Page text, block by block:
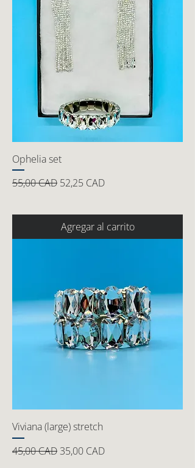
Ophelia set
Precio
55,00 CAD Precio de oferta
52,25 CAD
Agregar al carrito
Viviana (large) stretch
Precio
45,00 CAD Precio de oferta
35,00 CAD